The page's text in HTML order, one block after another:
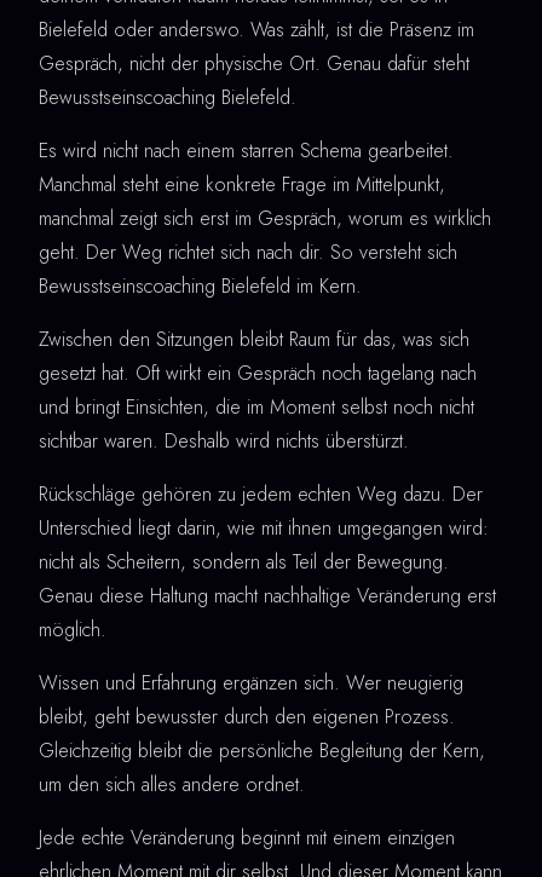
Bielefeld oder anderswo. Was zählt, ist die Präsenz im
Gespräch, nicht der physische Ort. Genau dafür steht
Bewusstseinscoaching Bielefeld.
Es wird nicht nach einem starren Schema gearbeitet.
Manchmal steht eine konkrete Frage im Mittelpunkt,
manchmal zeigt sich erst im Gespräch, worum es wirklich
geht. Der Weg richtet sich nach dir. So versteht sich
Bewusstseinscoaching Bielefeld im Kern.
Zwischen den Sitzungen bleibt Raum für das, was sich
gesetzt hat. Oft wirkt ein Gespräch noch tagelang nach
und bringt Einsichten, die im Moment selbst noch nicht
sichtbar waren. Deshalb wird nichts überstürzt.
Rückschläge gehören zu jedem echten Weg dazu. Der
Unterschied liegt darin, wie mit ihnen umgegangen wird:
nicht als Scheitern, sondern als Teil der Bewegung.
Genau diese Haltung macht nachhaltige Veränderung erst
möglich.
Wissen und Erfahrung ergänzen sich. Wer neugierig
bleibt, geht bewusster durch den eigenen Prozess.
Gleichzeitig bleibt die persönliche Begleitung der Kern,
um den sich alles andere ordnet.
Jede echte Veränderung beginnt mit einem einzigen
ehrlichen Moment mit dir selbst. Und dieser Moment kann